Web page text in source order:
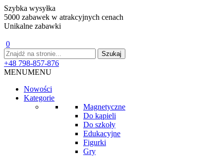
Szybka wysyłka
5000 zabawek w atrakcyjnych cenach
Unikalne zabawki
0
+48 798-857-876
MENUMENU
Nowości
Kategorie
Magnetyczne
Do kąpieli
Do szkoły
Edukacyjne
Figurki
Gry